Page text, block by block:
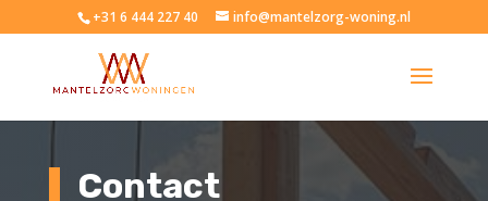
+31 6 444 227 40 info@mantelzorg-woning.nl
Contact